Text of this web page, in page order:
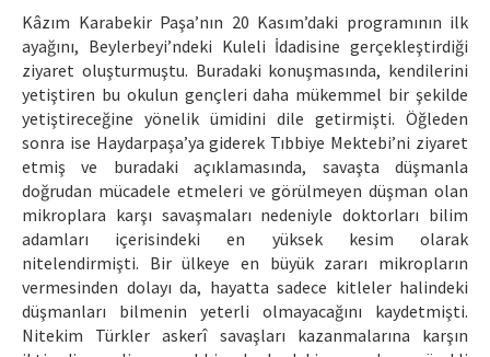
Kâzım Karabekir Paşa’nın 20 Kasım’daki programının ilk
ayağını, Beylerbeyi’ndeki Kuleli İdadisine gerçekleştirdiği
ziyaret oluşturmuştu. Buradaki konuşmasında, kendilerini
yetiştiren bu okulun gençleri daha mükemmel bir şekilde
yetiştireceğine yönelik ümidini dile getirmişti. Öğleden
sonra ise Haydarpaşa’ya giderek Tıbbiye Mektebi’ni ziyaret
etmiş ve buradaki açıklamasında, savaşta düşmanla
doğrudan mücadele etmeleri ve görülmeyen düşman olan
mikroplara karşı savaşmaları nedeniyle doktorları bilim
adamları içerisindeki en yüksek kesim olarak
nitelendirmişti. Bir ülkeye en büyük zararı mikropların
vermesinden dolayı da, hayatta sadece kitleler halindeki
düşmanları bilmenin yeterli olmayacağını kaydetmişti.
Nitekim Türkler askerî savaşları kazanmalarına karşın